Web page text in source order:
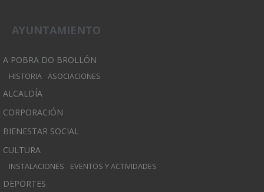
AYUNTAMIENTO
A POBRA DO BROLLÓN
HISTORIA ASOCIACIONES
ALCALDÍA
CORPORACIÓN
BIENESTAR SOCIAL
CULTURA
INSTALACIONES EVENTOS Y ACTIVIDADES
DEPORTES